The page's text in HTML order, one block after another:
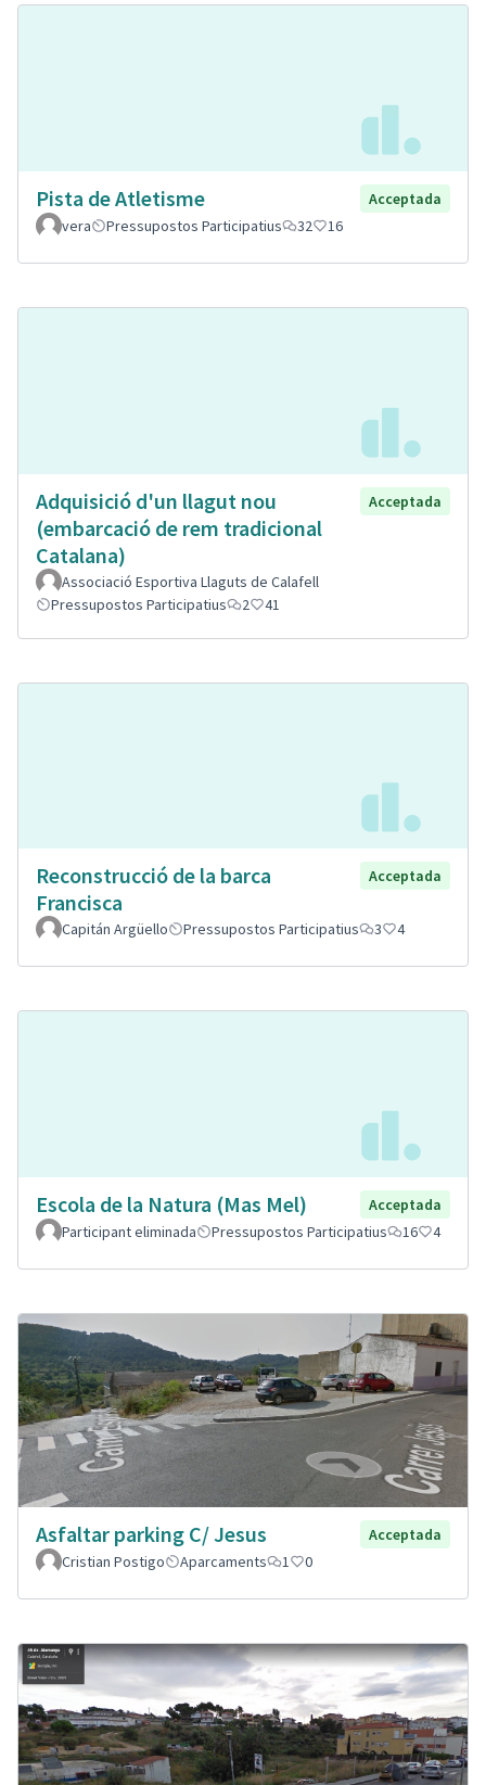
Pista de Atletisme
Acceptada
vera
Pressupostos Participatius 32 16
Adquisició d'un llagut nou
(embarcació de rem tradicional
Catalana)
Acceptada
Associació Esportiva Llaguts de Calafell
Pressupostos Participatius
2 41
Reconstrucció de la barca
Francisca
Acceptada
Capitán Argüello Pressupostos Participatius 3 4
Escola de la Natura (Mas Mel)
Acceptada
Participant eliminada
Pressupostos Participatius 16 4
Asfaltar parking C/ Jesus
Acceptada
Cristian Postigo
Aparcaments 1 0